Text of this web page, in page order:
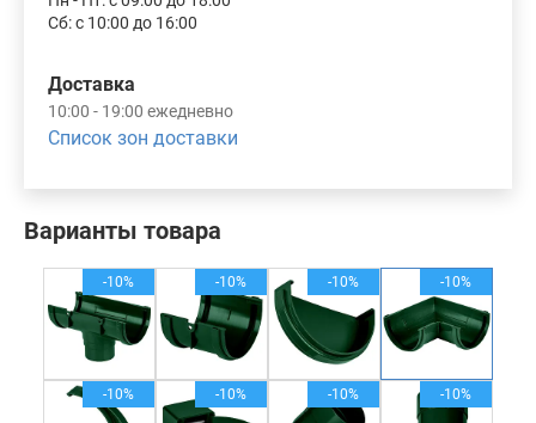
Варианты товара
-10% -10% -10% -10%
-10% -10% -10% -10%
Сб: с 10:00 до 16:00
Доставка
10:00 - 19:00 ежедневно
Список зон доставки